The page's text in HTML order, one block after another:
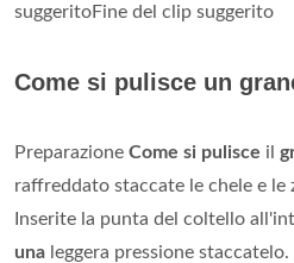
suggeritoFine del clip suggerito
Come si pulisce un
Preparazione Come si pulisce il
raffreddato staccate le chele e le
Inserite la punta del coltello
una leggera pressione staccatelo.